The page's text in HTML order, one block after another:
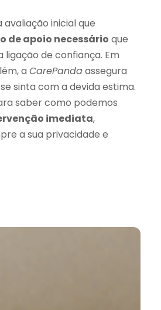
avaliação inicial que
de apoio necessário que
de confiança. Em
a CarePandaassegura
sinta com a devida estima.
saber como podemos
imediata,
a sua privacidade e